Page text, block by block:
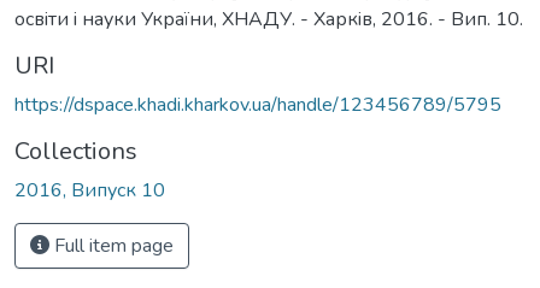
освiти i науки України, ХНАДУ. - Харкiв, 2016. - Вип. 10.
URI
https://dspace.khadi.kharkov.ua/handle/123456789/5795
Collections
2016, Випуск 10
Full item page